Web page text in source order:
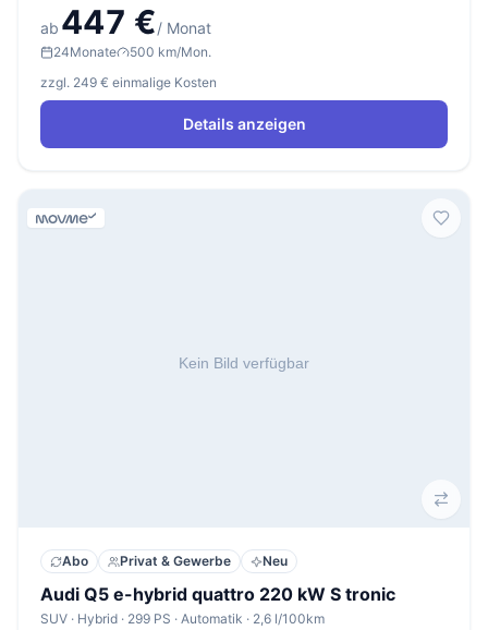
ab 447 €/ Monat
24Monate
500 km/Mon.
zzgl. 249 € einmalige Kosten
Details anzeigen
Abo Privat & Gewerbe Neu
Audi Q5 e-hybrid quattro 220 kW S tronic
SUV · Hybrid · 299 PS · Automatik · 2,6 l/100km